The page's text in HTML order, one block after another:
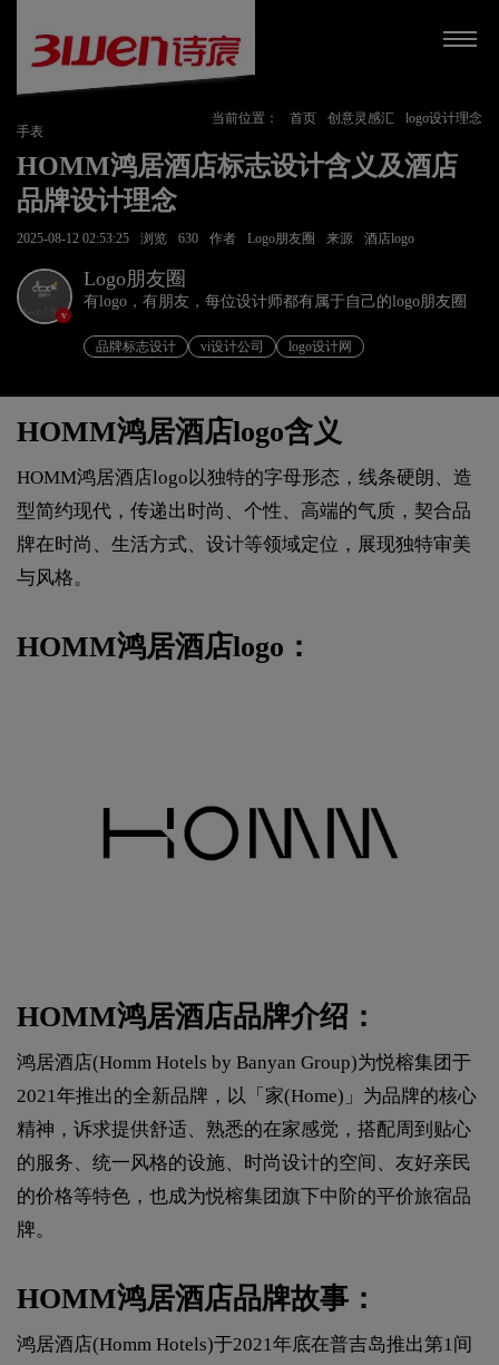
当前位置： 首页 创意灵感汇
logo设计理念
手表
HOMM鸿居酒店标志设计含义及酒店
品牌设计理念
2025-08-12 02:53:25 浏览 630 作者 Logo朋友圈 来源 酒店logo
v
Logo朋友圈
有logo，有朋友，每位设计师都有属于自己的logo朋友圈
品牌标志设计 vi设计公司 logo设计网
HOMM鸿居酒店logo含义
HOMM鸿居酒店logo以独特的字母形态，线条硬朗、造
型简约现代，传递出时尚、个性、高端的气质，契合品
牌在时尚、生活方式、设计等领域定位，展现独特审美
与风格。
HOMM鸿居酒店logo：
HOMM鸿居酒店品牌介绍：
鸿居酒店(Homm Hotels by Banyan Group)为悦榕集团于
2021年推出的全新品牌，以「家(Home)」为品牌的核心
精神，诉求提供舒适、熟悉的在家感觉，搭配周到贴心
的服务、统一风格的设施、时尚设计的空间、友好亲民
的价格等特色，也成为悦榕集团旗下中阶的平价旅宿品
牌。
HOMM鸿居酒店品牌故事：
鸿居酒店(Homm Hotels)于2021年底在普吉岛推出第1间